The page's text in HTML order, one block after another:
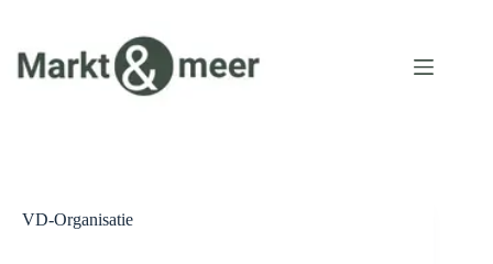
de
inhoud
VD-Organisatie